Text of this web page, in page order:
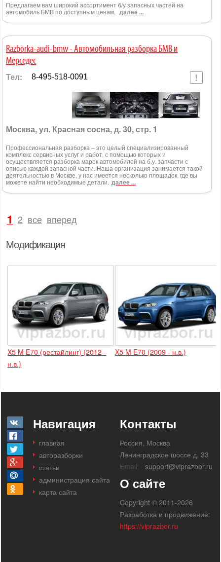
Модификация
X5 M E70 (рестайлинг) (2012 -
н.в.)
X5 M E70 (2009 - н.в.)
Предлагаем вам широкий ассортимент б/у запасных частей на
автомобиль БМВ по доступным ценам. далее ...
Razborka-audi-bmw - Автомобильная разборка БМВ и
Мерседес
Тел: 8-495-518-0091
Москва, ул. Красная сосна, д. 30, стр. 1
Профессиональная разборка – это целый специализированный
комплекс сервисных услуг и работ, с помощью которых и
осуществляется разборка марок автомобилей на б.у. запчасти с
описью каждой запасной части. Наша организация занимается такой
деятельностью в Москве, у нас имеется несколько площадок, где вы
можете найти необходимые детали. далее ...
1 2 все вперед
Навигация
главная
авторазборки
статьи
администрация сайта
карта сайта
Контакты
Россия, Москва
Ленинградское шоссе д. 33
Email:
support@viprazbor.ru
О сайте
Copyright © 2011-2026
Разработка и продвижение:
https://viprazbor.ru